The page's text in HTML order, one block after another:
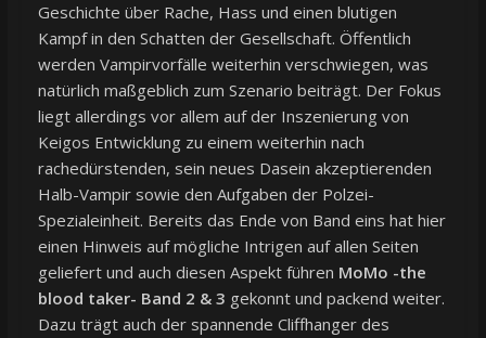
Geschichte über Rache, Hass und einen blutigen
Kampf in den Schatten der Gesellschaft. Öffentlich
werden Vampirvorfälle weiterhin verschwiegen, was
natürlich maßgeblich zum Szenario beiträgt. Der Fokus
liegt allerdings vor allem auf der Inszenierung von
Keigos Entwicklung zu einem weiterhin nach
rachedürstenden, sein neues Dasein akzeptierenden
Halb-Vampir sowie den Aufgaben der Polzei-
Spezialeinheit. Bereits das Ende von Band eins hat hier
einen Hinweis auf mögliche Intrigen auf allen Seiten
geliefert und auch diesen Aspekt führen MoMo -the
blood taker- Band 2 & 3 gekonnt und packend weiter.
Dazu trägt auch der spannende Cliffhanger des